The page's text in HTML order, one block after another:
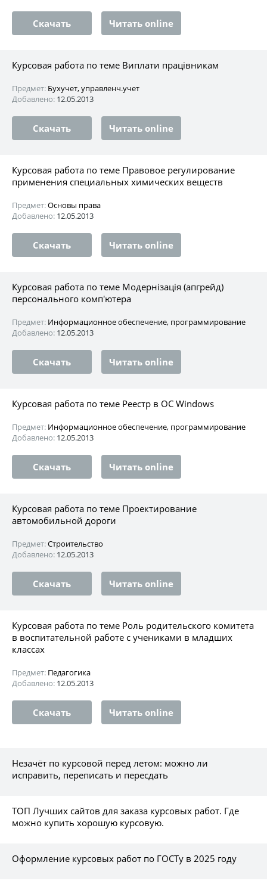
Скачать Читать online
Курсовая работа по теме Виплати працівникам
Предмет: Бухучет, управленч.учет
Добавлено: 12.05.2013
Скачать Читать online
Курсовая работа по теме Правовое регулирование
применения специальных химических веществ
Предмет:Основы права
Добавлено: 12.05.2013
Скачать Читать online
Курсовая работа по теме Модернізація (апгрейд)
персонального комп'ютера
Предмет: Информационное обеспечение, программирование
Добавлено: 12.05.2013
Скачать Читать online
Курсовая работа по теме Реестр в ОС Windows
Предмет: Информационное обеспечение, программирование
Добавлено: 12.05.2013
Скачать Читать online
Курсовая работа по теме Проектирование
автомобильной дороги
Предмет:Строительство
Добавлено: 12.05.2013
Скачать Читать online
Курсовая работа по теме Роль родительского комитета
в воспитательной работе с учениками в младших
классах
Предмет: Педагогика
Добавлено: 12.05.2013
Скачать Читать online
Незачёт по курсовой перед летом: можно ли
исправить, переписать и пересдать
ТОП Лучших сайтов для заказа курсовых работ. Где
можно купить хорошую курсовую.
Оформление курсовых работ по ГОСТу в 2025 году